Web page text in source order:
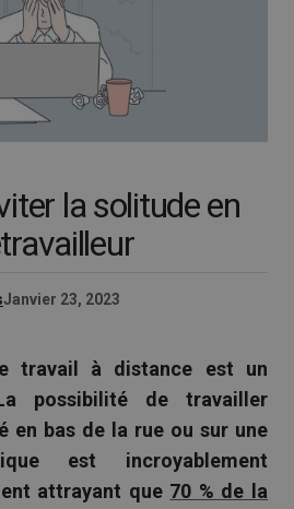
la solitude en
Janvier 23, 2023
travail à distance est un
possibilité de travailler
en bas de la rue ou sur une
est incroyablement
attrayant que 70 % de la